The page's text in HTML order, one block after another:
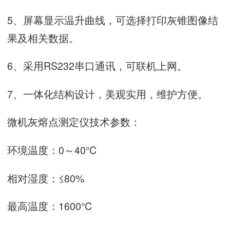
5、屏幕显示温升曲线，可选择打印灰锥图像结
果及相关数据。
6、采用RS232串口通讯，可联机上网。
7、一体化结构设计，美观实用，维护方便。
微机灰熔点测定仪技术参数：
环境温度：0～40℃
相对湿度：≤80%
最高温度：1600℃